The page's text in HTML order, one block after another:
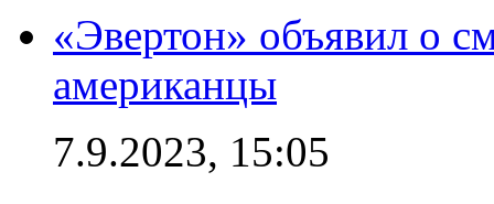
«Эвертон» объявил о
американцы
7.9.2023, 15:05